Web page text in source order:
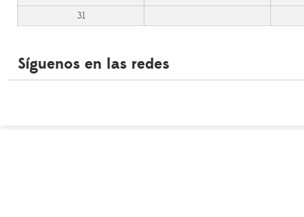
31
Síguenos en las redes